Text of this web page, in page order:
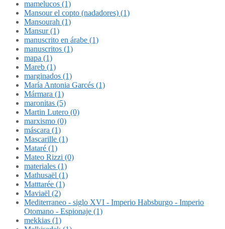
mamelucos (1)
Mansour el copto (nadadores) (1)
Mansourah (1)
Mansur (1)
manuscrito en árabe (1)
manuscritos (1)
mapa (1)
Mareb (1)
marginados (1)
María Antonia Garcés (1)
Mármara (1)
maronitas (5)
Martin Lutero (0)
marxismo (0)
máscara (1)
Mascarille (1)
Mataré (1)
Mateo Rizzi (0)
materiales (1)
Mathusaël (1)
Matttarée (1)
Maviaël (2)
Mediterraneo - siglo XVI - Imperio Habsburgo - Imperio
Otomano - Espionaje (1)
mekkias (1)